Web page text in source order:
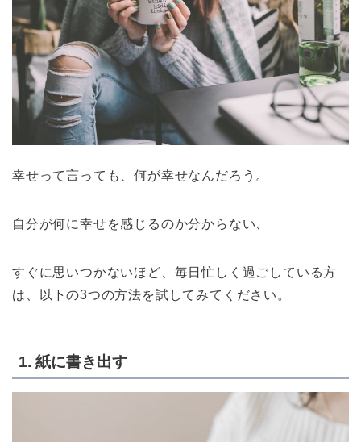
幸せって言っても、何が幸せなんだろう。
自分が何に幸せを感じるのか分からない、
すぐに思いつかないほど、毎日忙しく過ごしている方
は、以下の3つの方法を試してみてください。
1. 紙に書き出す